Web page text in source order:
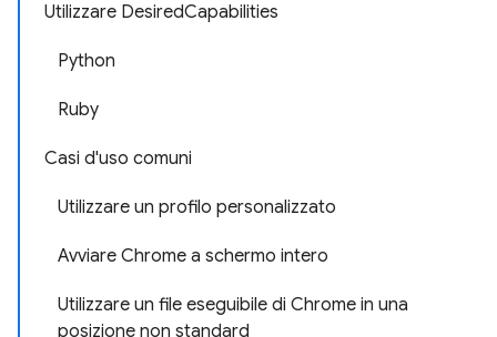
Utilizzare DesiredCapabilities
Python
Ruby
Casi d'uso comuni
Utilizzare un profilo personalizzato
Avviare Chrome a schermo intero
Utilizzare un file eseguibile di Chrome in una
posizione non standard